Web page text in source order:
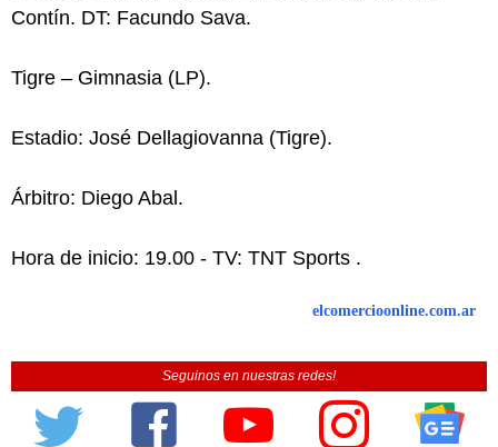
Contín. DT: Facundo Sava.
Tigre – Gimnasia (LP).
Estadio: José Dellagiovanna (Tigre).
Árbitro: Diego Abal.
Hora de inicio: 19.00 - TV: TNT Sports .
elcomercioonline.com.ar
Seguinos en nuestras redes!